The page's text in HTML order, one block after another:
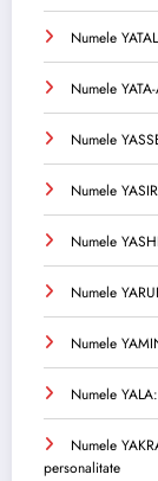
Numele
Numele
Numele
Numele
Numele
Numele
Numele
Numele
Numele
personalitate